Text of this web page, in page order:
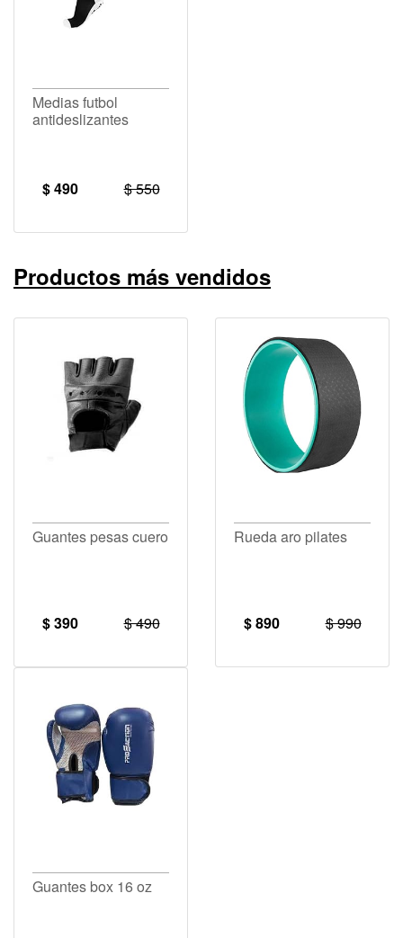
Medias futbol
antideslizantes
$ 490 $ 550
Productos más vendidos
Guantes pesas cuero
$ 390 $ 490
Rueda aro pilates
$ 890 $ 990
Guantes box 16 oz